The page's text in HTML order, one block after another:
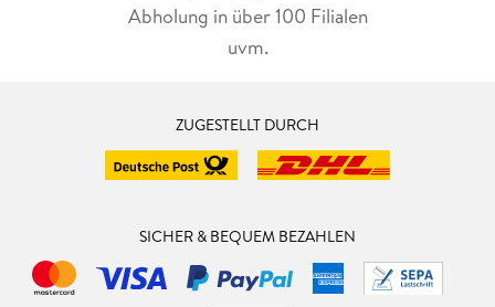
Abholung in über 100 Filialen
uvm.
ZUGESTELLT DURCH
SICHER & BEQUEM BEZAHLEN